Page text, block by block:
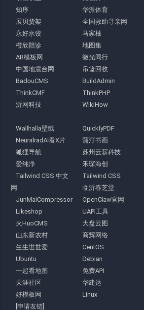
知序
华派体育
展贝货架
全国救助寻亲网
永好水饺
马家柚
橙欣陪诊
地图集
AB模板网
微光同行
中国地震台网
吊篮回收
BadouCMS
BuildAdmin
ThinkCMF
ThinkPHP
沂网科技
WikiHow
Wallhalla壁纸
QuicklyPDF
NeuralradAI看X片
蒲汀书画
狐狸导航
苏州云薪科技
爱纯净
禾琛海创
Tailwind CSS 中文
网
Tailwind CSS
临沂春芝堂
JunMaiCompressor
OpenClaw官网
Likeshop
UAPI工具
火HuoCMS
大盘云图
山东新农村
商辉网络
生生世世爱
CentOS
Ubuntu
Debian
一起看地图
免费API
天涯社区
华建达
好模板网
Linux
[申请友链]